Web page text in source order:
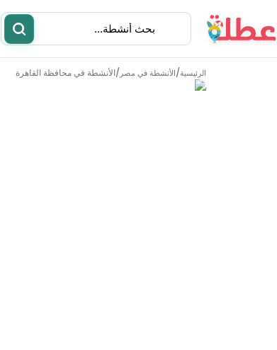
الرئيسية/الأنشطة في مصر /الأنشطة فيمحافظة القاهرة